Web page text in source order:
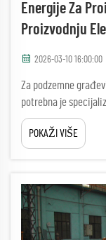
Energije Za
Proizvodnju
2026-03-10 16:00:00
Za podzemne
potrebna je
upravljati gustim
kritičan napredak u
POKAŽI VIŠE